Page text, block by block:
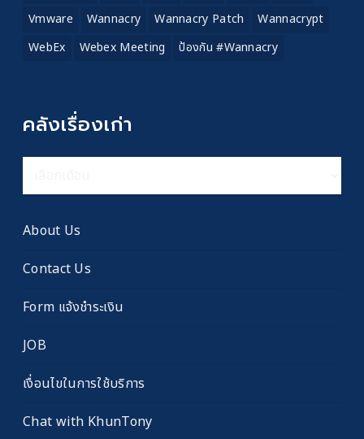
Vmware
Wannacry Wannacry Patch
Wannacrypt
WebEx
Webex Meeting ป้องกัน #wannacry
คลังเรื่องเก่า
เรื่อง
About Us
Contact Us
Form แจ้งชำระเงิน
JOB
เงื่อนไขในการใช้บริการ
Chat with KhunTony